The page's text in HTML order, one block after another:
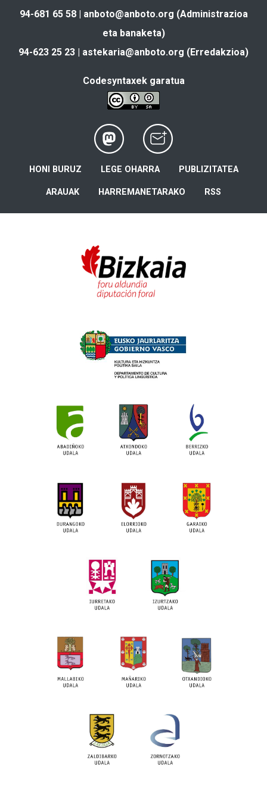
94-681 65 58 | anboto@anboto.org (Administrazioa
eta banaketa)
94-623 25 23 | astekaria@anboto.org (Erredakzioa)
Codesyntaxek garatua
HONI BURUZ LEGE OHARRA PUBLIZITATEA
ARAUAK HARREMANETARAKO RSS